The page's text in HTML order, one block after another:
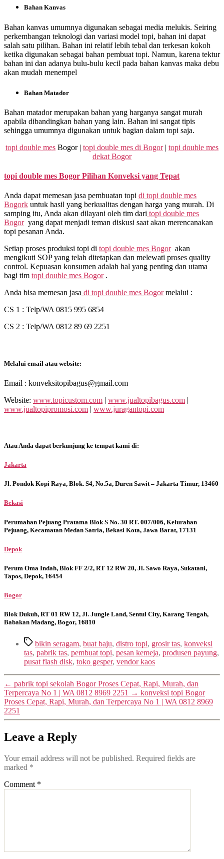
Bahan Kanvas
Bahan kanvas umumnya digunakan sebagai media melukis. Seiring
perkembangan teknologi dan variasi model topi, bahan ini dapat
salah satu pilihan. Bahan ini relatif lebih tebal dan terkesan kokoh
ketika digunakan sebagai bahan pembuat topi. Namun, karena tektur
bahan ini dan adanya bulu-bulu kecil pada bahan kanvas maka debu
akan mudah menempel
Bahan Matador
Bahan matador merupakan bahan yang harganya sangat murah
apabila dibandingkan bahan yang lain. Bahan ini sangat tipis
sehingga umumnya digunakan untuk bagian dalam topi saja.
topi double mes Bogor | topi double mes di Bogor| topi double mes
dekat Bogor
topi double mes Bogor Pilihan Konveksi yang Tepat
Anda dapat memesan jasa pembuatan topi di topi double mes
Bogork untuk hasil yang berkualitas dengan harga yang murah. Di
samping itu, Anda akan dilayani oleh tim dari topi double mes
Bogoryang dapat menjadi teman diskusi saat akan merencanakan
topi pesanan Anda.
Setiap proses produksi topi di topi double mes Bogorakan
mengikuti SOP yang telah ditetapkan dan melewati proses quality
control. Kepuasan konsumen adalah hal yang penting dan utama
bagi tim topi double mes Bogor.
Anda bisa memesan jasa di topi double mes Bogormelalui :
CS 1 : Telp/WA 0815 995 6854
CS 2 : Telp/WA 0812 89 69 2251
Melalui email atau website:
Email : konveksitopibagus@gmail.com
Website: www.topicustom.com | www.jualtopibagus.com |
www.jualtopipromosi.com | www.juragantopi.com
Atau Anda dapat berkunjung ke tempat kami di:
Jakarta
Jl. Pondok Kopi Raya, Blok. S4, No.5a, Duren Sawit – Jakarta Timur, 13460
Bekasi
Perumahan Pejuang Pratama Blok S No. 30 RT. 007/006, Kelurahan
Pejuang, Kecamatan Medan Satria, Bekasi Kota, Jawa Barat, 17131
Depok
Perum Oma Indah, Blok FF 2/2, RT 12 RW 20, Jl. Sawo Raya, Sukatani,
Tapos, Depok, 16454
Bogor
Blok Dukuh, RT 01 RW 12, Jl. Jungle Land, Sentul City, Karang Tengah,
Babakan Madang, Bogor, 16810
Tagsbikin seragam, buat baju, distro topi, grosir tas, konveksi
tas, pabrik tas, pembuat topi, pesan kemeja, produsen payung,
pusat flash disk, toko gesper, vendor kaos
← pabrik topi sekolah Bogor Proses Cepat, Rapi, Murah, dan
Terpercaya No 1 | WA 0812 8969 2251 → konveksi topi Bogor
Proses Cepat, Rapi, Murah, dan Terpercaya No 1 | WA 0812 8969
2251
Leave a Reply
Your email address will not be published. Required fields are
marked *
Comment *